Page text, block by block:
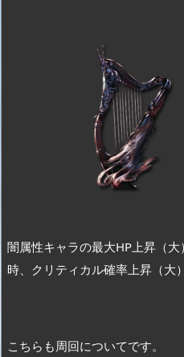
闇属性キャラの最大HP上昇（
時、クリティカル確率上昇（大）
こちらも周回についてです。